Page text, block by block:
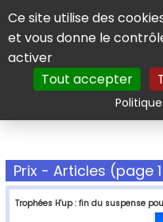
Panneau de gestion des
Ce site utilise des
et vous donne le
activer
Tout accepter
Prix - Articles (page
Trophées H'up : fin du suspense